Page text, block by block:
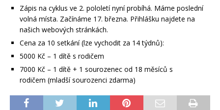
Zápis na cyklus ve 2. pololetí nyní probíhá. Máme poslední
volná místa. Začínáme 17. března. Přihlášku najdete na
našich webových stránkách.
Cena za 10 setkání (lze vychodit za 14 týdnů):
5000 Kč – 1 dítě s rodičem
7000 Kč – 1 dítě + 1 sourozenec od 18 měsíců s
rodičem (mladší sourozenci zdarma)